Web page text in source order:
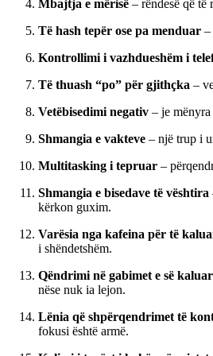
Mbajtja e mërisë – rëndesë që të
Të hash tepër ose pa menduar –
Kontrollimi i vazhdueshëm i
Të thuash “po” për gjithçka –
Vetëbisedimi negativ – je
Shmangia e vakteve – një trup i
Multitasking i tepruar –
Shmangia e bisedave të vështira
kërkon guxim.
Varësia nga kafeina për të
i shëndetshëm.
Qëndrimi në gabimet e së
nëse nuk ia lejon.
Lënia që shpërqendrimet të
fokusi është armë.